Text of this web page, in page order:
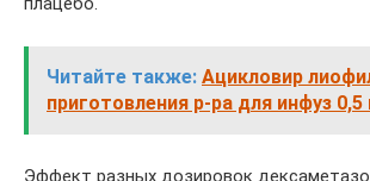
Читайте также: Ацикловир
приготовления р-ра для инфуз 0,5
Эффект разных дозировок